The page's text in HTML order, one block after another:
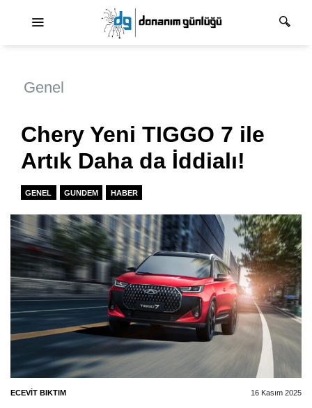
Genel
Chery Yeni TIGGO 7 ile
Artık Daha da İddialı!
GENEL GUNDEM HABER
ECEVIT BIKTIM 16 Kasım 2025